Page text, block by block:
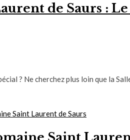
de Saurs :
? Ne cherchez plus loin que la